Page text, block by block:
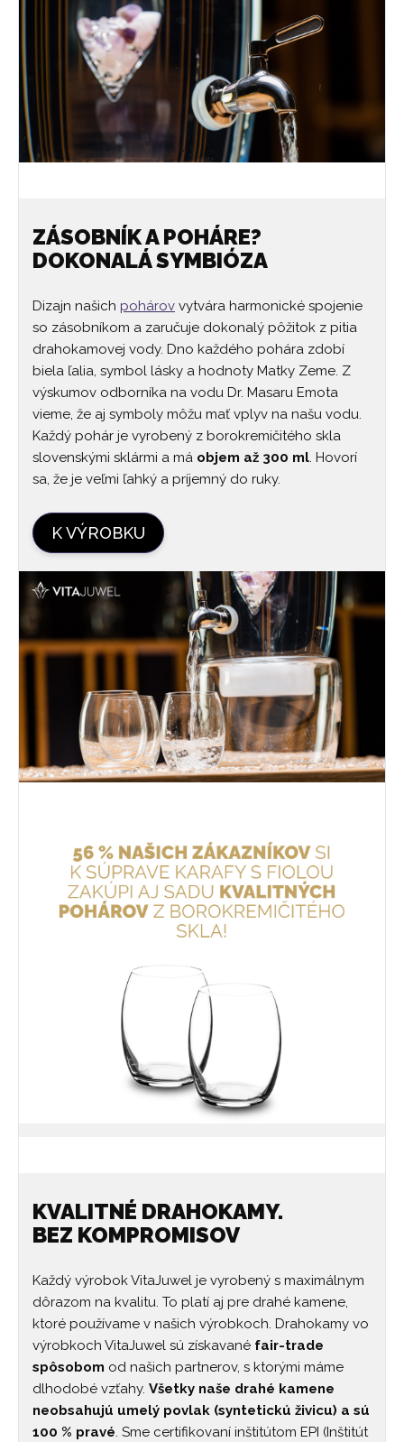
ZÁSOBNÍK A POHÁRE?
DOKONALÁ SYMBIÓZA
Dizajn našich pohárov vytvára harmonické spojenie
so zásobníkom a zaručuje dokonalý pôžitok z pitia
drahokamovej vody. Dno každého pohára zdobí
biela ľalia, symbol lásky a hodnoty Matky Zeme. Z
výskumov odborníka na vodu Dr. Masaru Emota
vieme, že aj symboly môžu mať vplyv na našu vodu.
Každý pohár je vyrobený z borokremičitého skla
slovenskými sklármi a má objem až 300 ml. Hovorí
sa, že je veľmi ľahký a príjemný do ruky.
K VÝROBKU
KVALITNÉ DRAHOKAMY.
BEZ KOMPROMISOV
Každý výrobok VitaJuwel je vyrobený s maximálnym
dôrazom na kvalitu. To platí aj pre drahé kamene,
ktoré používame v našich výrobkoch. Drahokamy vo
výrobkoch VitaJuwel sú získavané fair-trade
spôsobom od našich partnerov, s ktorými máme
dlhodobé vzťahy. Všetky naše drahé kamene
neobsahujú umelý povlak (syntetickú živicu) a sú
100 % pravé. Sme certifikovaní inštitútom EPI (Inštitút